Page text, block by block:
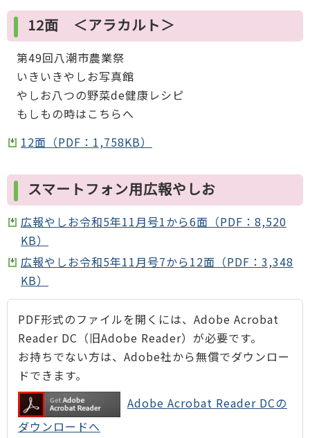
12面 ＜アラカルト＞
第49回八潮市農業祭
いきいきやしお写真館
やしお八つの野菜de健康レシピ
もしもの時はこちらへ
12面（PDF：1,758KB）
スマートフォン用広報やしお
広報やしお令和5年11月号1から6面（PDF：8,520
KB）
広報やしお令和5年11月号7から12面（PDF：3,348
KB）
PDF形式のファイルを開くには、Adobe Acrobat
Reader DC（旧Adobe Reader）が必要です。
お持ちでない方は、Adobe社から無償でダウンロー
ドできます。
Adobe Acrobat Reader DCの
ダウンロードへ